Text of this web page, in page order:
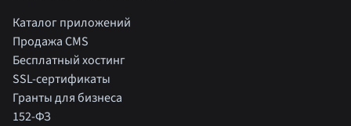
Каталог приложений
Продажа CMS
Бесплатный хостинг
SSL-сертификаты
Гранты для бизнеса
152-ФЗ